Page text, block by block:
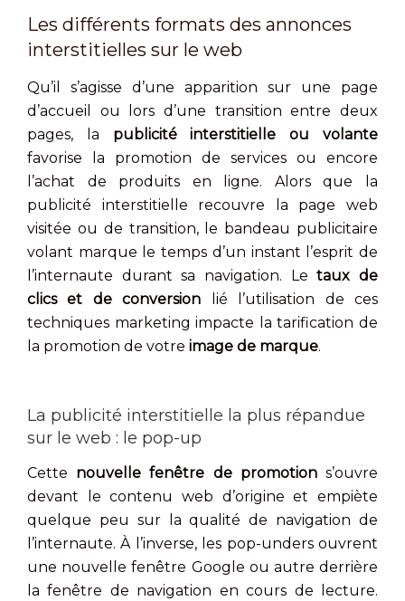
Les différents formats des annonces
interstitielles sur le web
Qu’il s’agisse d’une apparition sur une page
d’accueil ou lors d’une transition entre deux
pages, la publicité interstitielle ou volante
favorise la promotion de services ou encore
l’achat de produits en ligne. Alors que la
publicité interstitielle recouvre la page web
visitée ou de transition, le bandeau publicitaire
volant marque le temps d’un instant l’esprit de
l’internaute durant sa navigation. Letaux de
clics et de conversion lié l’utilisation de ces
techniques marketing impacte la tarification de
la promotion de votre image de marque.
La publicité interstitielle la plus répandue
sur le web : le pop-up
Cette nouvelle fenêtre de promotions’ouvre
devant le contenu web d’origine et empiète
quelque peu sur la qualité de navigation de
l’internaute. À l’inverse, les pop-unders ouvrent
une nouvelle fenêtre Google ou autre derrière
la fenêtre de navigation en cours de lecture.